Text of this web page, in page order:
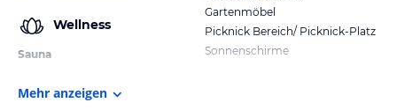
Wellness
Sauna
Gartenmöbel
Picknick Bereich/ Picknick-Platz
Sonnenschirme
Mehr anzeigen